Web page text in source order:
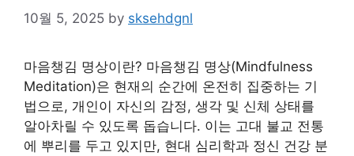
10월 5, 2025 by sksehdgnl
마음챙김 명상이란? 마음챙김 명상(Mindfulness
Meditation)은 현재의 순간에 온전히 집중하는 기
법으로, 개인이 자신의 감정, 생각 및 신체 상태를
알아차릴 수 있도록 돕습니다. 이는 고대 불교 전통
에 뿌리를 두고 있지만, 현대 심리학과 정신 건강 분